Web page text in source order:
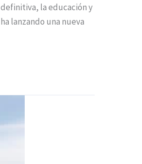
la educación y
lanzando una nueva